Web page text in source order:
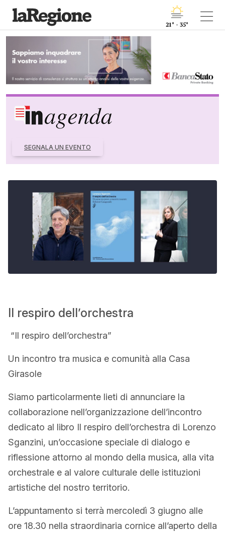
21° - 35°
SEGNALA UN EVENTO
Il respiro dell’orchestra
“Il respiro dell’orchestra”
Un incontro tra musica e comunità alla Casa
Girasole
Siamo particolarmente lieti di annunciare la
collaborazione nell’organizzazione dell’incontro
dedicato al libro Il respiro dell’orchestra di Lorenzo
Sganzini, un’occasione speciale di dialogo e
riflessione attorno al mondo della musica, alla vita
orchestrale e al valore culturale delle istituzioni
artistiche del nostro territorio.
L’appuntamento si terrà mercoledì 3 giugno alle
ore 18.30 nella straordinaria cornice all’aperto della